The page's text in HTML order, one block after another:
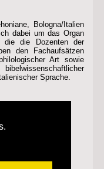
Bologna/Italien
dabei um das Organ
die die Dozenten der
den Fachaufsätzen
Art sowie
Sprache.